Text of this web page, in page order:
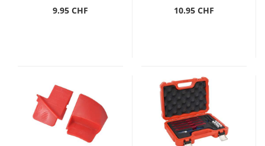
9.95 CHF 10.95 CHF